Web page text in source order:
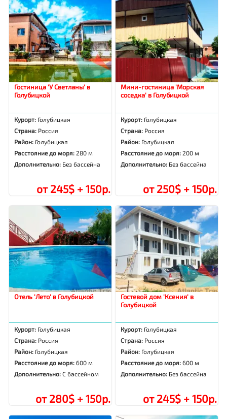
Гостиница 'У Светланы' в
Голубицкой
Курорт: Голубицкая
Страна: Россия
Район: Голубицкая
Расстояние до моря:280 м
Дополнительно: Без бассейна
от 245$ + 150р.
Мини-гостиница 'Морская
соседка' в Голубицкой
Курорт: Голубицкая
Страна: Россия
Район: Голубицкая
Расстояние до моря:200 м
Дополнительно: Без бассейна
от 250$ + 150р.
Отель 'Лето' в Голубицкой
Курорт: Голубицкая
Страна: Россия
Район: Голубицкая
Расстояние до моря:600 м
Дополнительно:С бассейном
от 280$ + 150р.
Гостевой дом 'Ксения' в
Голубицкой
Курорт: Голубицкая
Страна: Россия
Район: Голубицкая
Расстояние до моря:600 м
Дополнительно: Без бассейна
от 245$ + 150р.